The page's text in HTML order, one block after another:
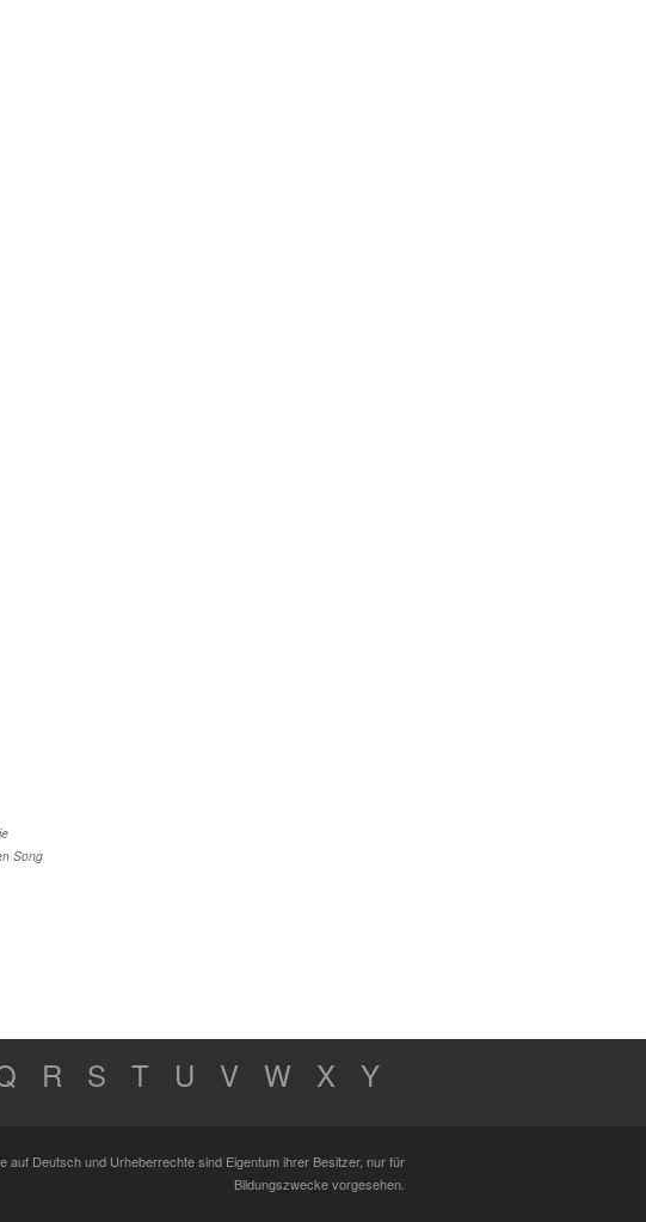
Song
R S T U V W X Y
auf Deutsch und Urheberrechte sind Eigentum ihrer Besitzer, nur für
Bildungszwecke vorgesehen.